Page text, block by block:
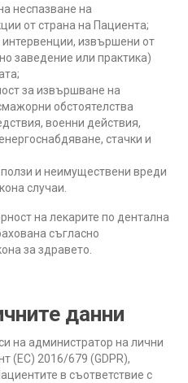
неспазване на
от страна на Пациента;
извършени от
заведение или практика)
за извършване на
обстоятелства
военни действия,
стачки и
и неимуществени вреди
случаи.
на лекарите по дентална
съгласно
за здравето.
данни
на администратор на лични
(ЕС) 2016/679 (GDPR),
в съответствие с